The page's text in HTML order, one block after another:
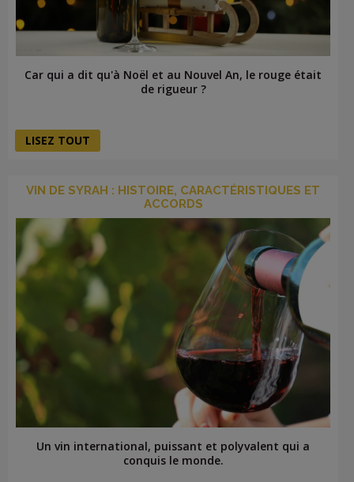
Car qui a dit qu'à Noël et au Nouvel An, le rouge était
de rigueur ?
LISEZ TOUT
VIN DE SYRAH : HISTOIRE, CARACTÉRISTIQUES ET
ACCORDS
Un vin international, puissant et polyvalent qui a
conquis le monde.